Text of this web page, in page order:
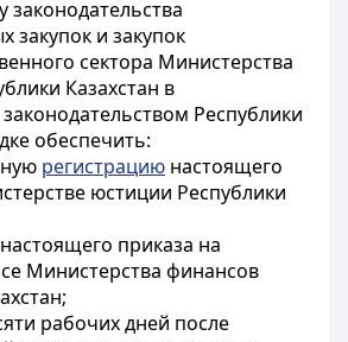
законодательства
закупок и закупок
сектора Министерства
Казахстан в
Республики
обеспечить:
регистрацию настоящего
юстиции Республики
приказа на
Министерства финансов
рабочих дней после